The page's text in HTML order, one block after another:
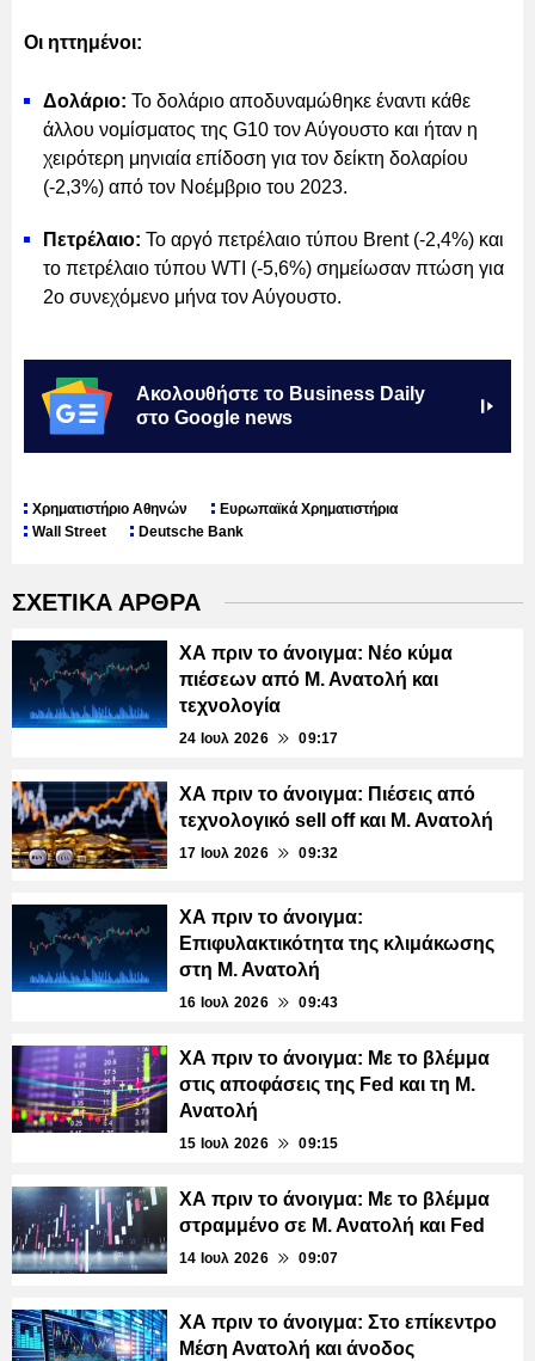
Οι ηττημένοι:
Δολάριο: Το δολάριο αποδυναμώθηκε έναντι κάθε
άλλου νομίσματος της G10 τον Αύγουστο και ήταν η
χειρότερη μηνιαία επίδοση για τον δείκτη δολαρίου
(-2,3%) από τον Νοέμβριο του 2023.
Πετρέλαιο: Το αργό πετρέλαιο τύπου Brent (-2,4%) και
το πετρέλαιο τύπου WTI (-5,6%) σημείωσαν πτώση για
2ο συνεχόμενο μήνα τον Αύγουστο.
Ακολουθήστε το Business Daily
στο Google news
Χρηματιστήριο Αθηνών
Ευρωπαϊκά Χρηματιστήρια
Wall Street
Deutsche Bank
ΣΧΕΤΙΚΑ ΑΡΘΡΑ
ΧΑ πριν το άνοιγμα: Νέο κύμα
πιέσεων από Μ. Ανατολή και
τεχνολογία
24 Ιουλ 2026 09:17
ΧΑ πριν το άνοιγμα: Πιέσεις από
τεχνολογικό sell off και Μ. Ανατολή
17 Ιουλ 2026 09:32
ΧΑ πριν το άνοιγμα:
Επιφυλακτικότητα της κλιμάκωσης
στη Μ. Ανατολή
16 Ιουλ 2026 09:43
ΧΑ πριν το άνοιγμα: Με το βλέμμα
στις αποφάσεις της Fed και τη Μ.
Ανατολή
15 Ιουλ 2026 09:15
ΧΑ πριν το άνοιγμα: Με το βλέμμα
στραμμένο σε Μ. Ανατολή και Fed
14 Ιουλ 2026 09:07
ΧΑ πριν το άνοιγμα: Στο επίκεντρο
Μέση Ανατολή και άνοδος